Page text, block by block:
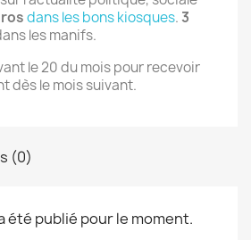
dans les bons kiosques.3
les manifs.
le 20 du mois pour recevoir
dès le mois suivant.
(0)
été publié pour le moment.